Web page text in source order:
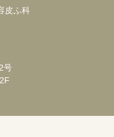
皮ふ科
号